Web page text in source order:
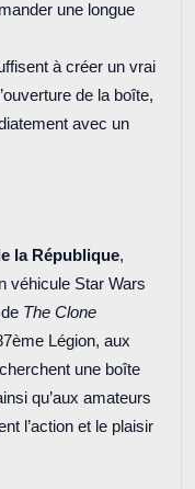
une longue
à créer un vrai
de la boîte,
avec un
la République,
véhicule Star Wars
The Clone
Légion, aux
une boîte
qu’aux amateurs
l’action et le plaisir